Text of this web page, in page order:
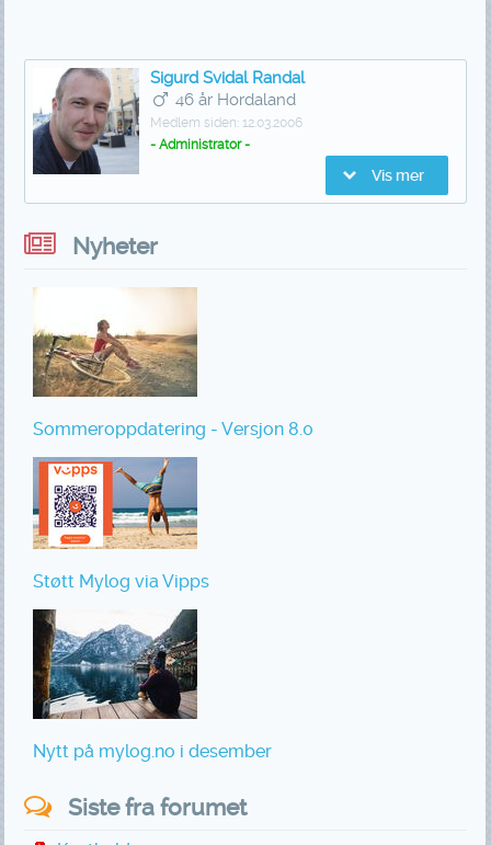
Sigurd Svidal Randal
46 år Hordaland
Medlem siden: 12.03.2006
- Administrator -
Vis mer
Nyheter
Sommeroppdatering - Versjon 8.0
Støtt Mylog via Vipps
Nytt på mylog.no i desember
Siste fra forumet